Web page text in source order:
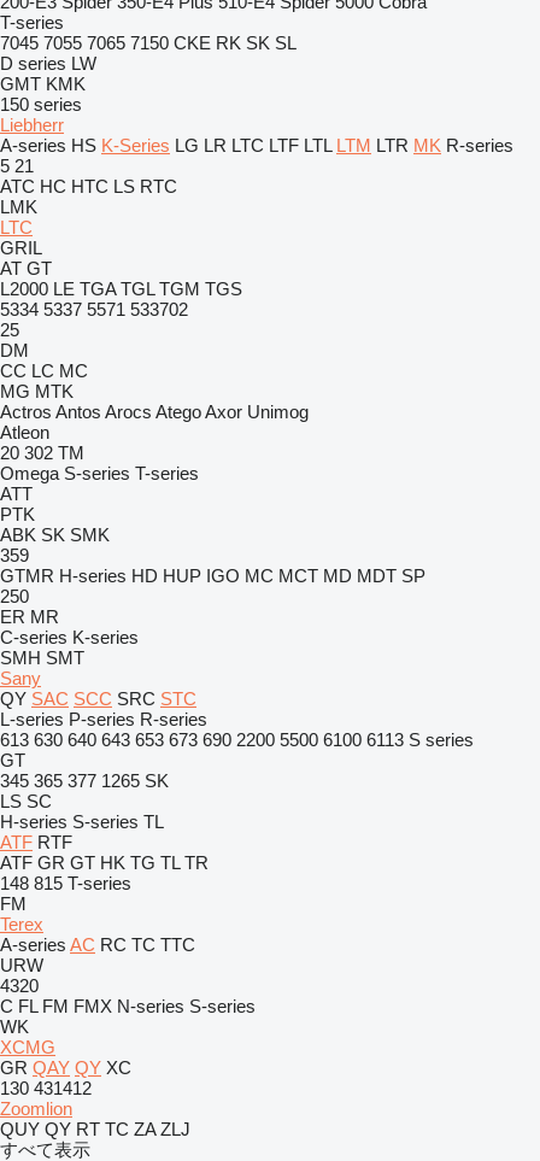
T-series
7045 7055 7065 7150 CKE RK SK SL
D series LW
GMT KMK
150 series
Liebherr
A-series HS K-Series LG LR LTC LTF LTL LTM LTR MK R-series
5 21
ATC HC HTC LS RTC
LMK
LTC
GRIL
AT GT
L2000 LE TGA TGL TGM TGS
5334 5337 5571 533702
25
DM
CC LC MC
MG MTK
Actros Antos Arocs AtegoAxor Unimog
Atleon
20 302 TM
Omega S-series T-series
ATT
PTK
ABK SK SMK
359
GTMR H-series HD HUP IGO MC MCT MD MDT SP
250
ER MR
C-series K-series
SMH SMT
Sany
QY SAC SCC SRC STC
L-series P-series R-series
613 630 640 643 653 673 690 2200 5500 6100 6113 S series
GT
345 365 377 1265 SK
LS SC
H-series S-series TL
ATF RTF
ATF GR GT HK TG TL TR
148 815 T-series
FM
Terex
A-series AC RC TC TTC
URW
4320
C FL FM FMX N-series S-series
WK
XCMG
GR QAY QY XC
130 431412
Zoomlion
QUY QY RT TC ZA ZLJ
すべて表示